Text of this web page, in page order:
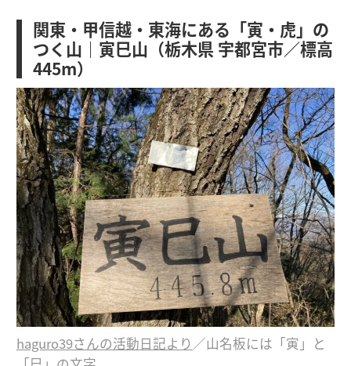
関東・甲信越・東海にある「寅・虎」の
つく山｜寅巳山（栃木県 宇都宮市／標高
445m）
haguro39さんの活動日記より ／山名板には「寅」と